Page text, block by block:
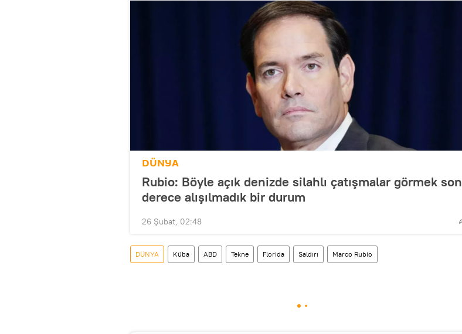
DÜNYA
Rubio: Böyle açık denizde silahlı çatışmalar görmek son
derece alışılmadık bir durum
26 Şubat, 02:48
DÜNYA Küba ABD Tekne Florida Saldırı Marco Rubio